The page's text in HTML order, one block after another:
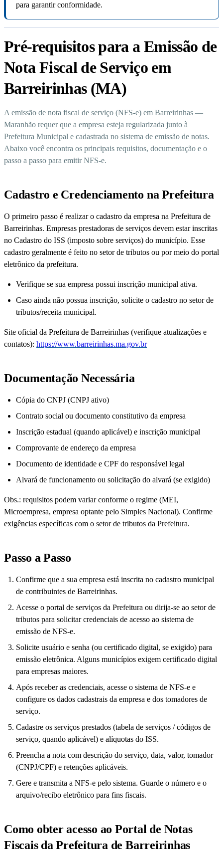
para garantir conformidade.
Pré-requisitos para a Emissão de
Nota Fiscal de Serviço em
Barreirinhas (MA)
A emissão de nota fiscal de serviço (NFS-e) em Barreirinhas —
Maranhão requer que a empresa esteja regularizada junto à
Prefeitura Municipal e cadastrada no sistema de emissão de notas.
Abaixo você encontra os principais requisitos, documentação e o
passo a passo para emitir NFS-e.
Cadastro e Credenciamento na Prefeitura
O primeiro passo é realizar o cadastro da empresa na Prefeitura de
Barreirinhas. Empresas prestadoras de serviços devem estar inscritas
no Cadastro do ISS (imposto sobre serviços) do município. Esse
cadastro geralmente é feito no setor de tributos ou por meio do portal
eletrônico da prefeitura.
Verifique se sua empresa possui inscrição municipal ativa.
Caso ainda não possua inscrição, solicite o cadastro no setor de
tributos/receita municipal.
Site oficial da Prefeitura de Barreirinhas (verifique atualizações e
contatos): https://www.barreirinhas.ma.gov.br
Documentação Necessária
Cópia do CNPJ (CNPJ ativo)
Contrato social ou documento constitutivo da empresa
Inscrição estadual (quando aplicável) e inscrição municipal
Comprovante de endereço da empresa
Documento de identidade e CPF do responsável legal
Alvará de funcionamento ou solicitação do alvará (se exigido)
Obs.: requisitos podem variar conforme o regime (MEI,
Microempresa, empresa optante pelo Simples Nacional). Confirme
exigências específicas com o setor de tributos da Prefeitura.
Passo a Passo
Confirme que a sua empresa está inscrita no cadastro municipal
de contribuintes de Barreirinhas.
Acesse o portal de serviços da Prefeitura ou dirija-se ao setor de
tributos para solicitar credenciais de acesso ao sistema de
emissão de NFS-e.
Solicite usuário e senha (ou certificado digital, se exigido) para
emissão eletrônica. Alguns municípios exigem certificado digital
para empresas maiores.
Após receber as credenciais, acesse o sistema de NFS-e e
configure os dados cadastrais da empresa e dos tomadores de
serviço.
Cadastre os serviços prestados (tabela de serviços / códigos de
serviço, quando aplicável) e alíquotas do ISS.
Preencha a nota com descrição do serviço, data, valor, tomador
(CNPJ/CPF) e retenções aplicáveis.
Gere e transmita a NFS-e pelo sistema. Guarde o número e o
arquivo/recibo eletrônico para fins fiscais.
Como obter acesso ao Portal de Notas
Fiscais da Prefeitura de Barreirinhas